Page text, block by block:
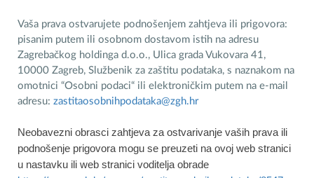
Vaša prava ostvarujete podnošenjem zahtjeva ili prigovora:
pisanim putem ili osobnom dostavom istih na adresu
Zagrebačkog holdinga d.o.o., Ulica grada Vukovara 41,
10000 Zagreb, Službenik za zaštitu podataka, s naznakom na
omotnici “Osobni podaci“ ili elektroničkim putem na e-mail
adresu: zastitaosobnihpodataka@zgh.hr
Neobavezni obrasci zahtjeva za ostvarivanje vaših prava ili
podnošenje prigovora mogu se preuzeti na ovoj web stranici
u nastavku ili web stranici voditelja obrade